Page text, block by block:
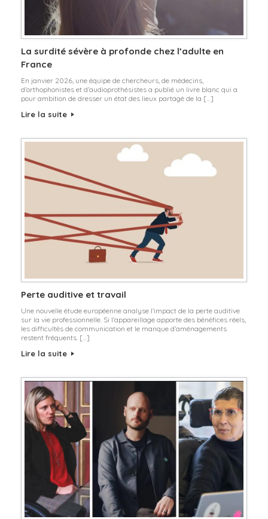
La surdité sévère à profonde chez l’adulte en
France
En janvier 2026, une équipe de chercheurs, de médecins,
d’orthophonistes et d’audioprothésistes a publié un livre blanc qui a
pour ambition de dresser un état des lieux partagé de la […]
Lire la suite
Perte auditive et travail
Une nouvelle étude européenne analyse l’impact de la perte auditive
sur la vie professionnelle. Si l’appareillage apporte des bénéfices réels,
les difficultés de communication et le manque d’aménagements
restent fréquents. […]
Lire la suite